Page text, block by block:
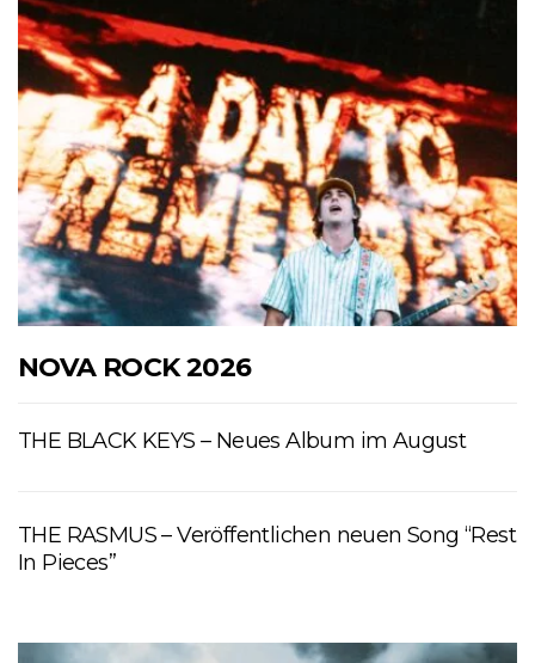
NOVA ROCK 2026
THE BLACK KEYS – Neues Album im August
THE RASMUS – Veröffentlichen neuen Song “Rest
In Pieces”